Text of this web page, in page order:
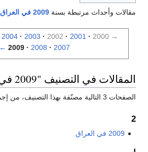
مقالات وأحداث مرتبطة بسنة 2009 في العراق
→
2000
2001
2002
2003
2004
2007
2008
2009
←
المقالات في التصنيف "2009 في العراق"
الصفحات 3 التالية مصنّفة بهذا التصنيف، من إجمالي 3.
2
2009 في العراق